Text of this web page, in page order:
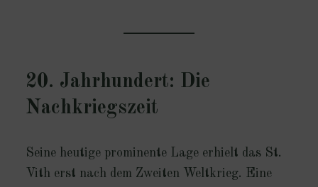
20. Jahrhundert: Die
Nachkriegszeit
Seine heutige prominente Lage erhielt das St.
Vith erst nach dem Zweiten Weltkrieg. Eine